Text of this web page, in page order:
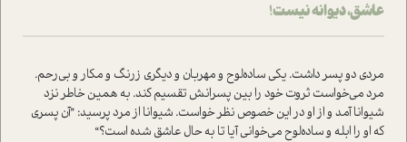
عاشق، دیوانه نیست!
مردی دو پسر داشت. یکی ساده‌لوح و مهربان و دیگری زرنگ و مکار و بی‌رحم.
مرد می‌خواست ثروت خود را بین پسرانش تقسیم کند. به همین خاطر نزد
شیوانا آمد و از او در این خصوص نظر خواست. شیوانا از مرد پرسید: ”آن پسری
که او را ابله و ساده‌لوح می‌خوانی آیا تا به حال عاشق شده است؟“